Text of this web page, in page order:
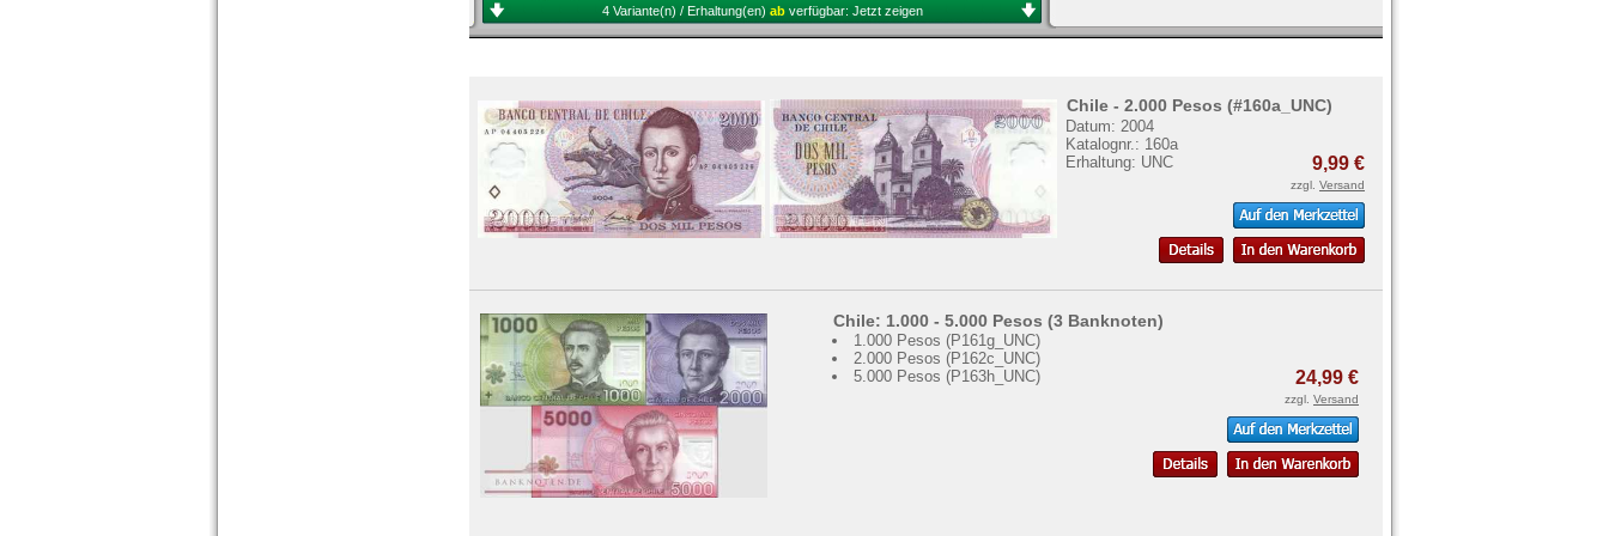
4 Variante(n) / Erhaltung(en) ab verfügbar: Jetzt zeigen
Chile - 2.000 Pesos (#160a_UNC)
Datum: 2004
Katalognr.: 160a
Erhaltung: UNC
9,99 €
zzgl. Versand
Chile: 1.000 - 5.000 Pesos (3 Banknoten)
1.000 Pesos (P161g_UNC)
2.000 Pesos (P162c_UNC)
5.000 Pesos (P163h_UNC)
24,99 €
zzgl. Versand